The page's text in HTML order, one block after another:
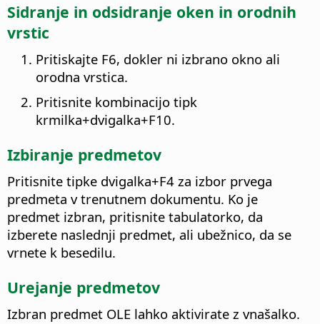
Sidranje in odsidranje oken in orodnih
vrstic
Pritiskajte F6, dokler ni izbrano okno ali
orodna vrstica.
Pritisnite kombinacijo tipk
krmilka+dvigalka+F10.
Izbiranje predmetov
Pritisnite tipke dvigalka+F4 za izbor prvega
predmeta v trenutnem dokumentu. Ko je
predmet izbran, pritisnite tabulatorko, da
izberete naslednji predmet, ali ubežnico, da se
vrnete k besedilu.
Urejanje predmetov
Izbran predmet OLE lahko aktivirate z vnašalko.